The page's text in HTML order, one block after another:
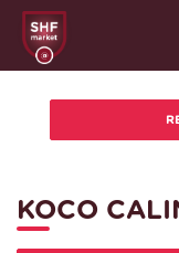
KOCO